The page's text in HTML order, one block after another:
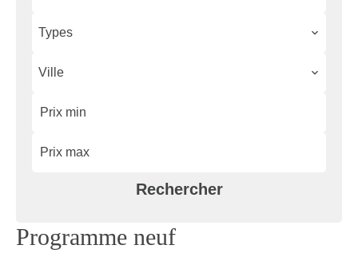
Types
Ville
Rechercher
Programme neuf